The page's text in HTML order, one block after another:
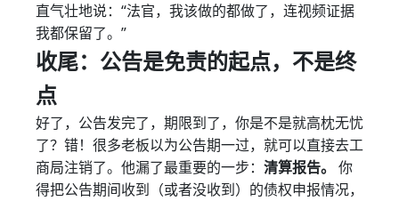
直气壮地说：“法官，我该做的都做了，连视频证据
我都保留了。”
收尾：公告是免责的起点，不是终
点
好了，公告发完了，期限到了，你是不是就高枕无忧
了？错！很多老板以为公告期一过，就可以直接去工
商局注销了。他漏了最重要的一步： 清算报告。 你
得把公告期间收到（或者没收到）的债权申报情况，